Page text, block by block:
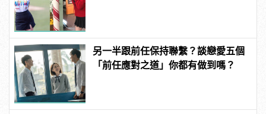
另一半跟前任保持聯繫？談戀愛五個
「前任應對之道」你都有做到嗎？